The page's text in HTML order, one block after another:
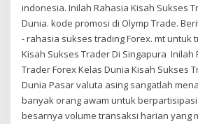
indonesia. Inilah Rahasia Kisah Sukses
Dunia. kode promosi di Olymp Trade.
- rahasia sukses trading Forex. mt untuk
Kisah Sukses Trader Di Singapura Inilah
Trader Forex Kelas Dunia Kisah Sukses
Dunia Pasar valuta asing sangatlah
banyak orang awam untuk
besarnya volume transaksi harian yang